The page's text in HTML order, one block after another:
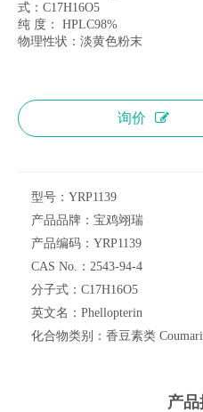
式：C17H16O5
纯 度： HPLC98%
物理性状：淡黄色粉末
询价
型号： YRP1139
产品品牌： 宝鸡翊瑞
产品编码： YRP1139
CAS No.： 2543-94-4
分子式： C17H16O5
英文名： Phellopterin
化合物类别： 香豆素类
产